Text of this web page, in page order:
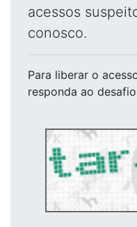
acessos
conosco.
Para liberar o
responda ao